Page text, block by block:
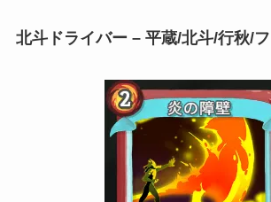
北斗ドライバー – 平蔵/北斗/行秋/